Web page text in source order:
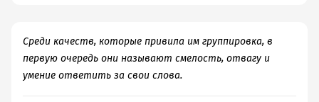
Среди качеств, которые привила им группировка, в
первую очередь они называют смелость, отвагу и
умение ответить за свои слова.